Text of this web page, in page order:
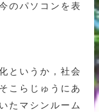
のパソコンを表
というか，社会
こらじゅうにあ
たマシンルーム